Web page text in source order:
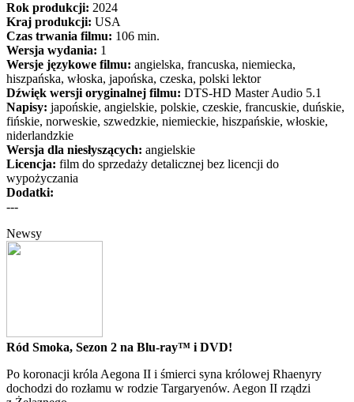
Rok produkcji: 2024
Kraj produkcji: USA
Czas trwania filmu: 106 min.
Wersja wydania: 1
Wersje językowe filmu: angielska, francuska, niemiecka,
hiszpańska, włoska, japońska, czeska, polski lektor
Dźwięk wersji oryginalnej filmu: DTS-HD Master Audio 5.1
Napisy: japońskie, angielskie, polskie, czeskie, francuskie, duńskie,
fińskie, norweskie, szwedzkie, niemieckie, hiszpańskie, włoskie,
niderlandzkie
Wersja dla niesłyszących: angielskie
Licencja: film do sprzedaży detalicznej bez licencji do
wypożyczania
Dodatki:
---
Newsy
Ród Smoka, Sezon 2 na Blu-ray™ i DVD!
Po koronacji króla Aegona II i śmierci syna królowej Rhaenyry
dochodzi do rozłamu w rodzie Targaryenów. Aegon II rządzi